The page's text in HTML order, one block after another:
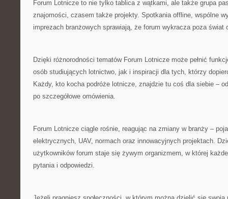
Forum Lotnicze to nie tylko tablica z wątkami, ale także grupa
znajomości, czasem także projekty. Spotkania offline, wspólne
imprezach branżowych sprawiają, że forum wykracza poza świat
Dzięki różnorodności tematów Forum Lotnicze może pełnić
osób studiujących lotnictwo, jak i inspiracji dla tych, którzy
Każdy, kto kocha podróże lotnicze, znajdzie tu coś dla siebie –
po szczegółowe omówienia.
Forum Lotnicze ciągle rośnie, reagując na zmiany w branży –
elektrycznych, UAV, normach oraz innowacyjnych projektach.
użytkowników forum staje się żywym organizmem, w której
pytania i odpowiedzi.